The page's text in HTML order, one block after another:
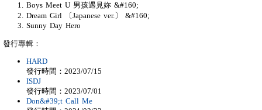
Boys Meet U 男孩遇見妳 &#160;
Dream Girl 〔Japanese ver.〕 &#160;
Sunny Day Hero
發行專輯：
HARD
發行時間：2023/07/15
ISDJ
發行時間：2023/07/01
Don&#39;t Call Me